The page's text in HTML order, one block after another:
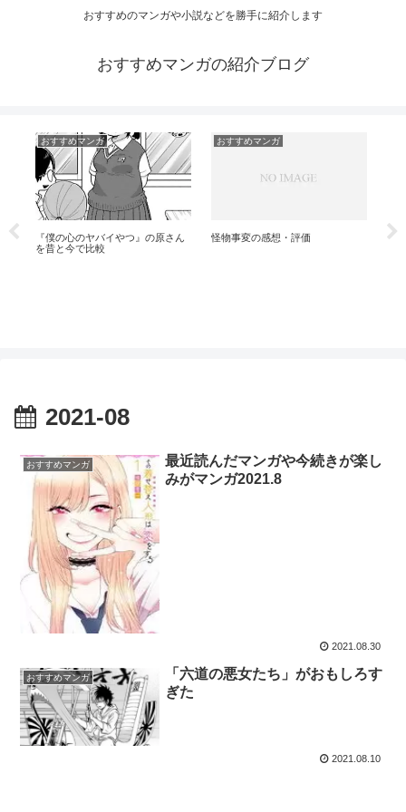
おすすめのマンガや小説などを勝手に紹介します
おすすめマンガの紹介ブログ
おすすめマンガ
『僕の心のヤバイやつ』の原さん
を昔と今で比較
おすすめマンガ
怪物事変の感想・評価
2021-08
おすすめマンガ
最近読んだマンガや今続きが楽し
みがマンガ2021.8
2021.08.30
おすすめマンガ
「六道の悪女たち」がおもしろす
ぎた
2021.08.10